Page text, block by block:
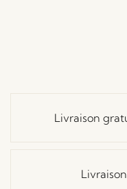
Livraison